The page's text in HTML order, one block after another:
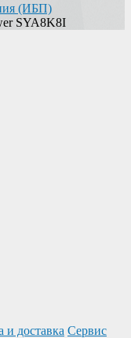
(ИБП)
SYA8K8I
и доставка Сервис